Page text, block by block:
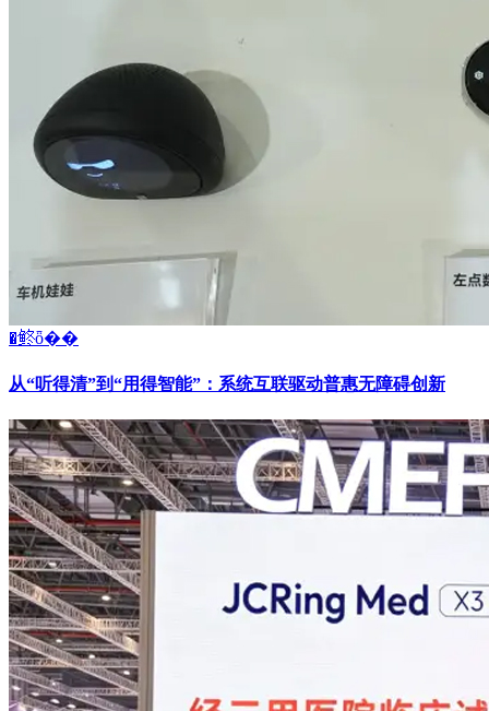
�鿴ȫ��
从“听得清”到“用得智能”：系统互联驱动普惠无障碍创新